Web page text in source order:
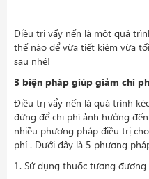
Điều trị vẩy nến là một quá
thế nào để vừa tiết kiệm vừa
sau nhé!
3 biện pháp giúp giảm chi
Điều trị vẩy nến là quá trình
đừng để chi phí ảnh hưởng
nhiều phương pháp điều trị
phí . Dưới đây là 5 phương
1. Sử dụng thuốc tương đương